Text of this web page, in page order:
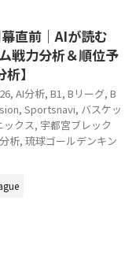
直前｜AIが読む
戦力分析＆順位予
】
, AI分析, B1, Bリーグ, B
, Sportsnavi, バスケッ
ックス, 宇都宮ブレック
析, 琉球ゴールデンキン